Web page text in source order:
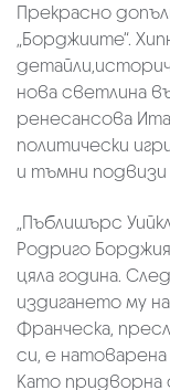
Прекрасно
„Борджиите“.
нова светлина
ренесансова
политически
и тъмни
„Пъблишърс
Родриго
цяла година.
издигането му
Франческа,
си, е
Като придворна